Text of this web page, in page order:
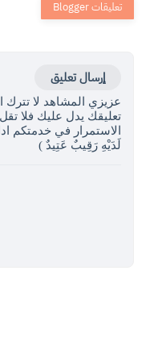
إرسال تعليق
عزيزي المشاهد لا تترك
تعليقك يدل عليك فلا
الاستمرار في خدمتكم
لَدَيْهِ رَقِيبٌ عَتِيدٌ )